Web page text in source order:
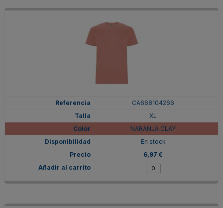
CA668104266
XL
NARANJA CLAY
En stock
6,97 €